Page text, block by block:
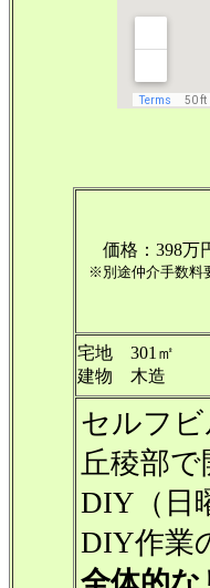
価格：398万
※別途仲介手数料
宅地 301㎡
建物 木造
セルフ
丘稜部
DIY（日
DIY作業